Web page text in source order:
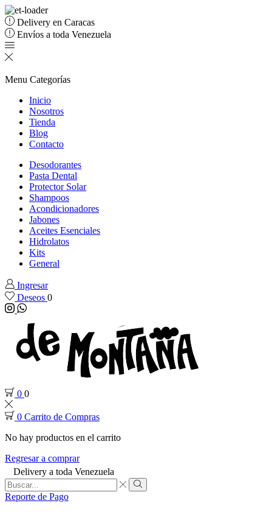
Delivery en Caracas
Envíos a toda Venezuela
Menu Categorías
Inicio
Nosotros
Tienda
Blog
Contacto
Desodorantes
Pasta Dental
Protector Solar
Shampoos
Acondicionadores
Jabones
Aceites Esenciales
Hidrolatos
Kits
General
Ingresar
Deseos 0
Instagram
Whatsapp
0 0
0 Carrito de Compras
No hay productos en el carrito
Regresar a comprar
Delivery a toda Venezuela
Search
input
Search
Reporte de Pago